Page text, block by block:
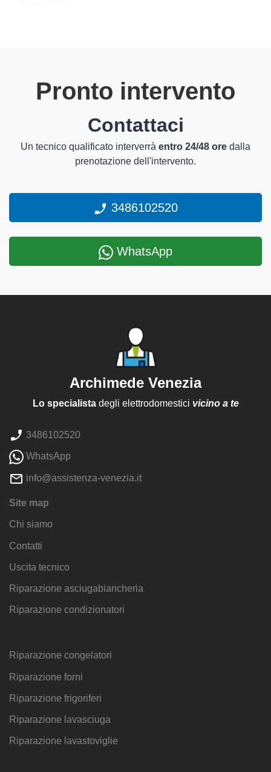
Pronto intervento
Contattaci
Un tecnico qualificato interverrà entro 24/48 ore dalla
prenotazione dell'intervento.
3486102520
WhatsApp
Archimede Venezia
Lo specialistadegli elettrodomestici vicino a te
3486102520
WhatsApp
info@assistenza-venezia.it
Site map
Chi siamo
Contatti
Uscita tecnico
Riparazione asciugabiancheria
Riparazione condizionatori
Riparazione congelatori
Riparazione forni
Riparazione frigoriferi
Riparazione lavasciuga
Riparazione lavastoviglie